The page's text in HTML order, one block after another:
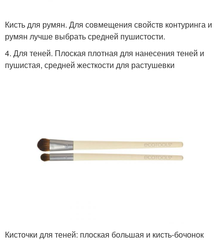
Кисть для румян. Для совмещения свойств контуринга и
румян лучше выбрать средней пушистости.
4. Для теней. Плоская плотная для нанесения теней и
пушистая, средней жесткости для растушевки
Кисточки для теней: плоская большая и кисть-бочонок